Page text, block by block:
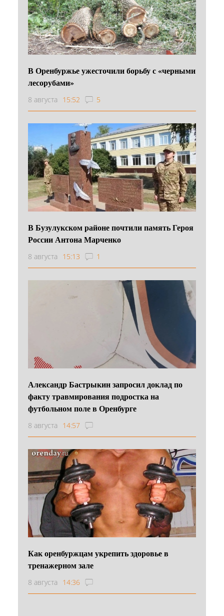
В Оренбуржье ужесточили борьбу с «черными
лесорубами»
8 августа 15:52 5
В Бузулукском районе почтили память Героя
России Антона Марченко
8 августа 15:13 1
Александр Бастрыкин запросил доклад по
факту травмирования подростка на
футбольном поле в Оренбурге
8 августа 14:57
Как оренбуржцам укрепить здоровье в
тренажерном зале
8 августа 14:36